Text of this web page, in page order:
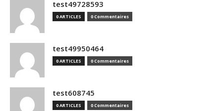
test49728593
0 ARTICLES 0 Commentaires
test49950464
0 ARTICLES 0 Commentaires
test608745
0 ARTICLES 0 Commentaires